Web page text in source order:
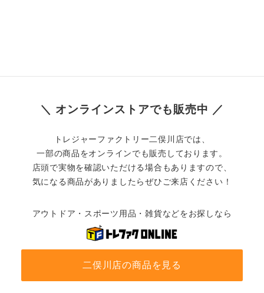
＼ オンラインストアでも販売中 ／
トレジャーファクトリー二俣川店では、
一部の商品をオンラインでも販売しております。
店頭で実物を確認いただける場合もありますので、
気になる商品がありましたらぜひご来店ください！
アウトドア・スポーツ用品・雑貨などをお探しなら
二俣川店の商品を見る